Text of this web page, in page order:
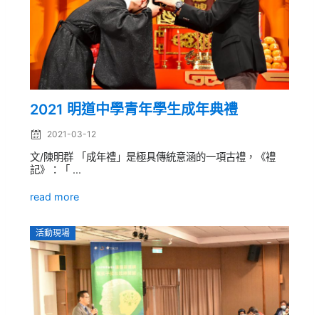
2021 明道中學青年學生成年典禮
2021-03-12
文/陳明群 「成年禮」是極具傳統意涵的一項古禮，《禮
記》：「 ...
read more
活動現場